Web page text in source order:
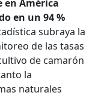
en América
en un 94 %
subraya la
de las tasas
de camarón
la
naturales